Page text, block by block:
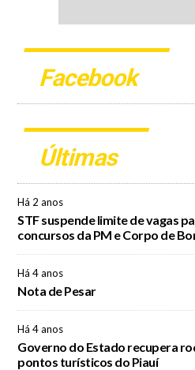
Facebook
Últimas
Há 2 anos
STF suspende limite de vagas
concursos da PM e Corpo de
Há 4 anos
Nota de Pesar
Há 4 anos
Governo do Estado recupera
pontos turísticos do Piauí